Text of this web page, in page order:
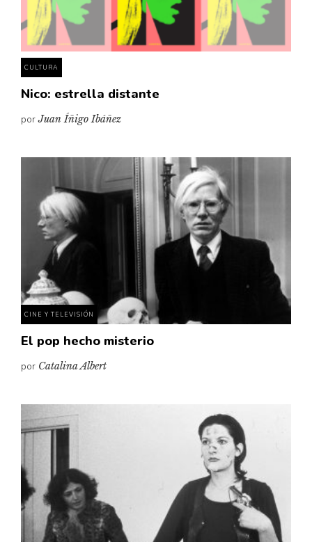
Pensamiento ilustrado
Personaje
Personajes secundarios
Política
Sociedad
Voces y lecturas
CULTURA
Nico: estrella distante
porJuan Íñigo Ibáñez
CINE Y TELEVISIÓN
El pop hecho misterio
por Catalina Albert